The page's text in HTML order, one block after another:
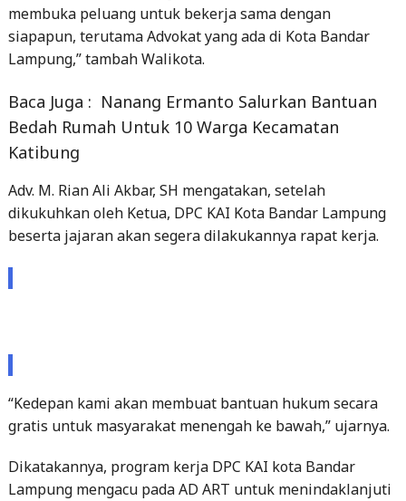
membuka peluang untuk bekerja sama dengan
siapapun, terutama Advokat yang ada di Kota Bandar
Lampung,” tambah Walikota.
Baca Juga : Nanang Ermanto Salurkan Bantuan
Bedah Rumah Untuk 10 Warga Kecamatan
Katibung
Adv. M. Rian Ali Akbar, SH mengatakan, setelah
dikukuhkan oleh Ketua, DPC KAI Kota Bandar Lampung
beserta jajaran akan segera dilakukannya rapat kerja.
“Kedepan kami akan membuat bantuan hukum secara
gratis untuk masyarakat menengah ke bawah,” ujarnya.
Dikatakannya, program kerja DPC KAI kota Bandar
Lampung mengacu pada AD ART untuk menindaklanjuti